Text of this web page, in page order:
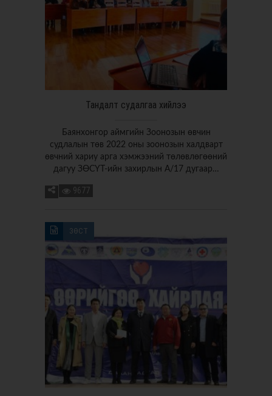
Тандалт судалгаа хийлээ
Баянхонгор аймгийн Зоонозын өвчин
судлалын төв 2022 оны зоонозын халдварт
өвчний хариу арга хэмжээний төлөвлөгөөний
дагуу ЗӨСҮТ-ийн захирлын А/17 дугаар…
9677
ЗӨСТ